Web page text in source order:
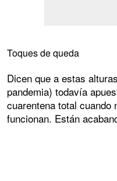
Toques de queda
Dicen que a estas
pandemia) todavía
cuarentena total cuando
funcionan. Están